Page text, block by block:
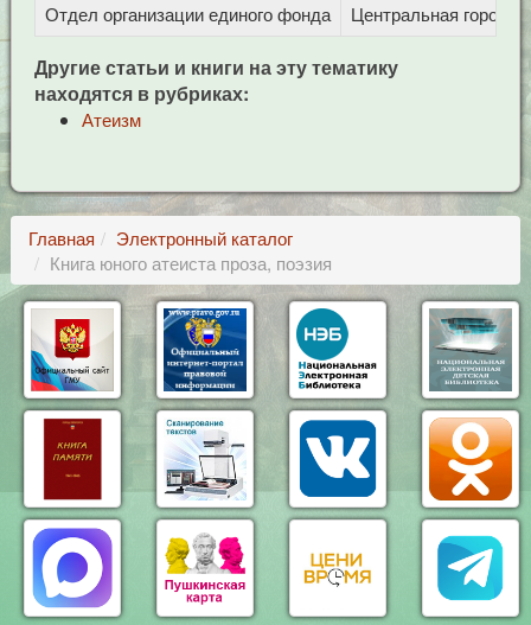
Отдел организации единого фонда
Центральная
Другие статьи и книги на эту тематику
находятся в рубриках:
Атеизм
Главная
Электронный каталог
Книга юного атеиста проза, поэзия